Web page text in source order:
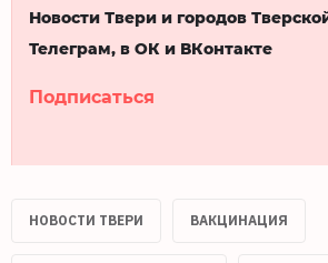
Новости Твери и городов
Телеграм, в ОК и ВКонтакте
Подписаться
НОВОСТИ ТВЕРИ ВАКЦИНАЦИЯ